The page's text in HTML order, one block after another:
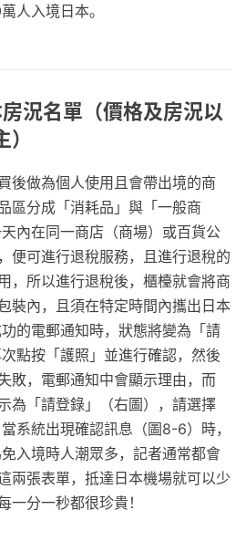
人入境日本。
況名單（價格及房況以
後做為個人使用且會帶出境的商
區分成「消耗品」與「一般商
內在同一商店（商場）或百貨公
便可進行退稅服務，且進行退稅的
，所以進行退稅後，櫃檯就會將商
裝內，且須在特定時間內攜出日本
的電郵通知時，狀態將變為「請
點按「護照」並進行確認，然後
敗，電郵通知中會顯示理由，而
為「請登錄」（右圖），請選擇
系統出現確認訊息（圖8-6）時，
入境時人潮眾多，記者通常都會
兩張表單，抵達日本機場就可以少
一分一秒都很珍貴！